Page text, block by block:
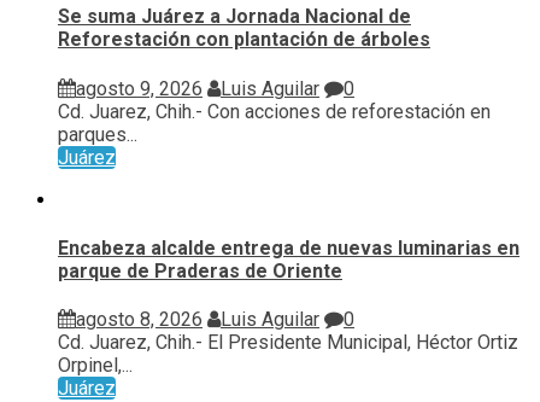
Se suma Juárez a Jornada Nacional de
Reforestación con plantación de árboles
agosto 9, 2026 Luis Aguilar
0
Cd. Juarez, Chih.- Con acciones de reforestación en
parques...
Juárez
Encabeza alcalde entrega de nuevas luminarias en
parque de Praderas de Oriente
agosto 8, 2026 Luis Aguilar
0
Cd. Juarez, Chih.- El Presidente Municipal, Héctor Ortiz
Orpinel,...
Juárez